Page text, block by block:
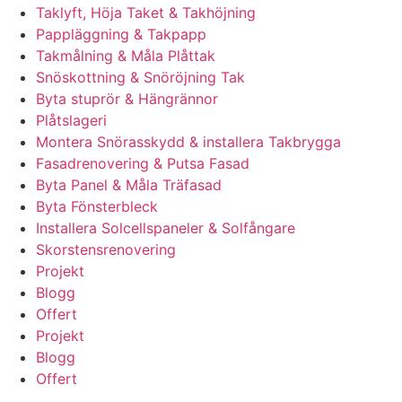
Taklyft, Höja Taket & Takhöjning
Pappläggning & Takpapp
Takmålning & Måla Plåttak
Snöskottning & Snöröjning Tak
Byta stuprör & Hängrännor
Plåtslageri
Montera Snörasskydd & installera Takbrygga
Fasadrenovering & Putsa Fasad
Byta Panel & Måla Träfasad
Byta Fönsterbleck
Installera Solcellspaneler & Solfångare
Skorstensrenovering
Projekt
Blogg
Offert
Projekt
Blogg
Offert